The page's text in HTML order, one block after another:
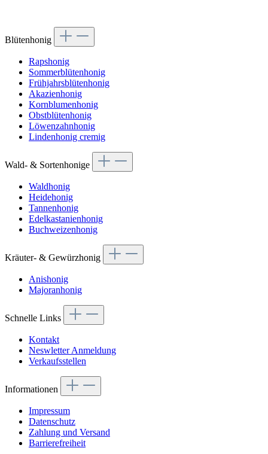
Blütenhonig
Rapshonig
Sommerblütenhonig
Frühjahrsblütenhonig
Akazienhonig
Kornblumenhonig
Obstblütenhonig
Löwenzahnhonig
Lindenhonig cremig
Wald- & Sortenhonige
Waldhonig
Heidehonig
Tannenhonig
Edelkastanienhonig
Buchweizenhonig
Kräuter- & Gewürzhonig
Anishonig
Majoranhonig
Schnelle Links
Kontakt
Neswletter Anmeldung
Verkaufsstellen
Informationen
Impressum
Datenschutz
Zahlung und Versand
Barrierefreiheit